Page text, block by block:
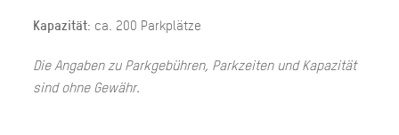
Kapazität: ca. 200 Parkplätze
Die Angaben zu Parkgebühren, Parkzeiten und Kapazität
sind ohne Gewähr.